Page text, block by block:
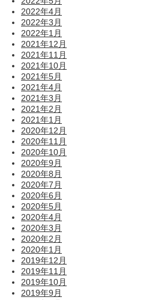
2022年4月
2022年3月
2022年1月
2021年12月
2021年11月
2021年10月
2021年5月
2021年4月
2021年3月
2021年2月
2021年1月
2020年12月
2020年11月
2020年10月
2020年9月
2020年8月
2020年7月
2020年6月
2020年5月
2020年4月
2020年3月
2020年2月
2020年1月
2019年12月
2019年11月
2019年10月
2019年9月